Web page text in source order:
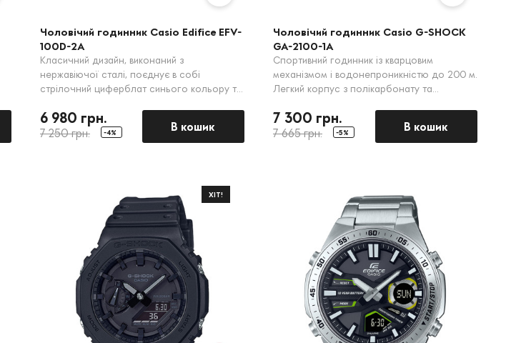
Чоловічий годинник Casio Edifice EFV-
100D-2A
Класичний дизайн, виконаний з
нержавіючої сталі, поєднує в собі
стрілочний циферблат синього кольору та
6 980 грн.
7 250 грн. -4% В кошик
Чоловічий годинник Casio G-SHOCK
GA-2100-1A
Спортивний годинник із кварцовим
механізмом і водонепроникністю до 200 м.
Легкий корпус з полікарбонату та
стильний вигляд.
7 300 грн.
7 665 грн. -5% В кошик
ХІТ!